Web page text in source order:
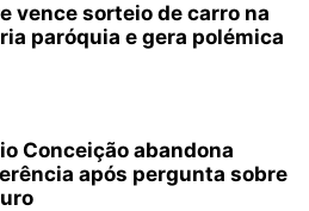
vence sorteio de carro na
paróquia e gera polémica
Conceição abandona
após pergunta sobre